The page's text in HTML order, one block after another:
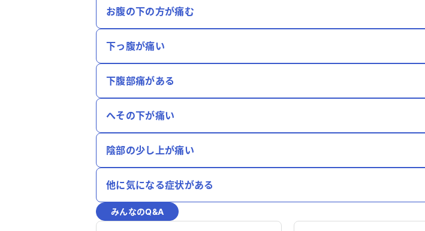
お腹の下の方が痛む
下っ腹が痛い
下腹部痛がある
へその下が痛い
陰部の少し上が痛い
他に気になる症状がある
みんなのQ&A